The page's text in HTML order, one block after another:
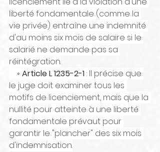
liberté fondamentale (comme la
vie privée) entraîne une indemnité
d'au moins six mois de salaire si le
salarié ne demande pas sa
réintégration.
◦ Article L 1235-2-1 : Il précise que
le juge doit examiner tous les
motifs de licenciement, mais que la
nullité pour atteinte à une liberté
fondamentale prévaut pour
garantir le "plancher" des six mois
d'indemnisation.